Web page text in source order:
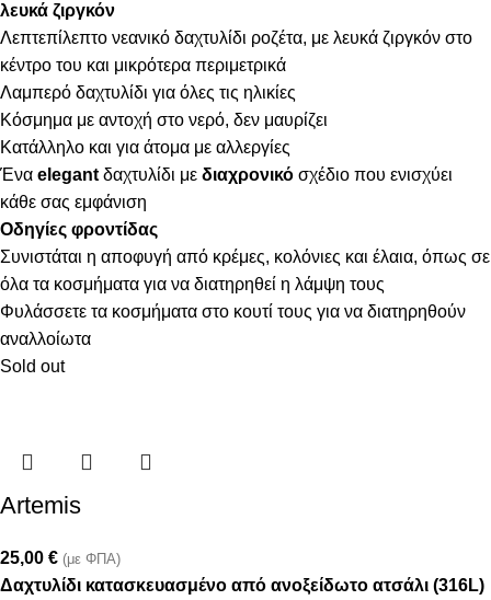
λευκά ζιργκόν
Λεπτεπίλεπτο νεανικό δαχτυλίδι ροζέτα, με λευκά ζιργκόν στο
κέντρο του και μικρότερα περιμετρικά
Λαμπερό δαχτυλίδι για όλες τις ηλικίες
Κόσμημα με αντοχή στο νερό, δεν μαυρίζει
Κατάλληλο και για άτομα με αλλεργίες
Ένα elegantδαχτυλίδι με διαχρονικό σχέδιο που ενισχύει
κάθε σας εμφάνιση
Οδηγίες φροντίδας
Συνιστάται η αποφυγή από κρέμες, κολόνιες και έλαια, όπως σε
όλα τα κοσμήματα για να διατηρηθεί η λάμψη τους
Φυλάσσετε τα κοσμήματα στο κουτί τους για να διατηρηθούν
αναλλοίωτα
Sold out
Artemis
25,00 € (με ΦΠΑ)
Δαχτυλίδι κατασκευασμένο από ανοξείδωτο ατσάλι (316L)